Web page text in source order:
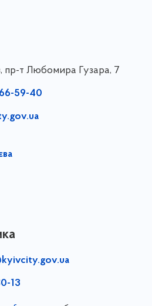
пр-т Любомира Гузара, 7
59-40
13